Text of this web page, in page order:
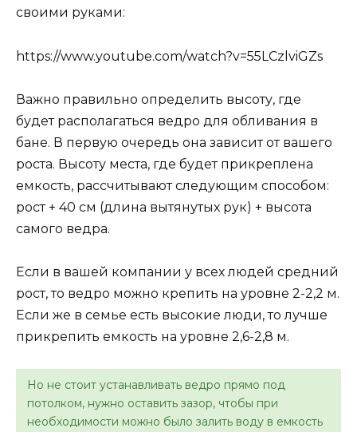
своими руками:
https://www.youtube.com/watch?v=55LCzlviGZs
Важно правильно определить высоту, где
будет располагаться ведро для обливания в
бане. В первую очередь она зависит от вашего
роста. Высоту места, где будет прикреплена
емкость, рассчитывают следующим способом:
рост + 40 см (длина вытянутых рук) + высота
самого ведра.
Если в вашей компании у всех людей средний
рост, то ведро можно крепить на уровне 2-2,2 м.
Если же в семье есть высокие люди, то лучше
прикрепить емкость на уровне 2,6-2,8 м.
Но не стоит устанавливать ведро прямо под
потолком, нужно оставить зазор, чтобы при
необходимости можно было залить воду в емкость